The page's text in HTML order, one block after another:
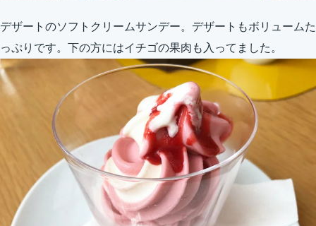
デザートのソフトクリームサンデー。デザートもボリュームた
っぷりです。下の方にはイチゴの果肉も入ってました。